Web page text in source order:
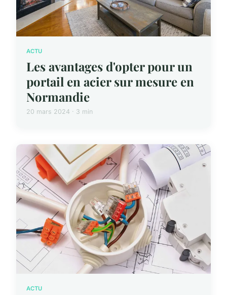
ACTU
Les avantages d'opter pour un
portail en acier sur mesure en
Normandie
20 mars 2024 · 3 min
ACTU